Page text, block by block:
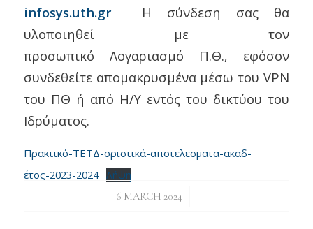
infosys.uth.gr
Η σύνδεση σας θα
υλοποιηθεί με τον
προσωπικό Λογαριασμό Π.Θ., εφόσον
συνδεθείτε απομακρυσμένα μέσω του VPN
του ΠΘ ή από Η/Υ εντός του δικτύου του
Ιδρύματος.
Πρακτικό-ΤΕΤΔ-οριστικά-αποτελεσματα-ακαδ-
έτος-2023-2024 Λήψη
6 MARCH 2024
/